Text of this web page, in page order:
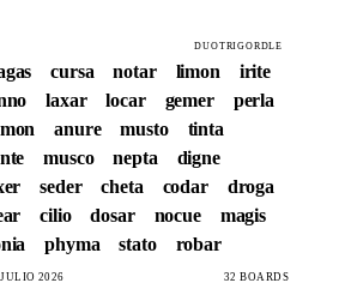
DUOTRIGORDLE
cursa notar limon
irite
laxar locar gemer
perla
anure musto
tinta
musco nepta
digne
seder cheta codar
droga
cilio dosar nocue
magis
phyma stato robar
2026 32 BOARDS